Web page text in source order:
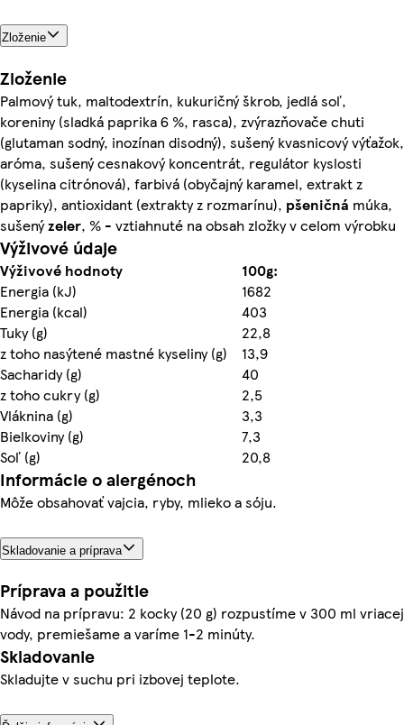
Zloženie
Zloženie
Palmový tuk, maltodextrín, kukuričný škrob, jedlá soľ,
koreniny (sladká paprika 6 %, rasca), zvýrazňovače chuti
(glutaman sodný, inozínan disodný), sušený kvasnicový výťažok,
aróma, sušený cesnakový koncentrát, regulátor kyslosti
(kyselina citrónová), farbivá (obyčajný karamel, extrakt z
papriky), antioxidant (extrakty z rozmarínu), pšeničná múka,
sušenýzeler, % - vztiahnuté na obsah zložky v celom výrobku
Výživové údaje
Výživové hodnoty
100g:
Energia (kJ)
1682
Energia (kcal)
403
Tuky (g)
22,8
z toho nasýtené mastné kyseliny (g)
13,9
Sacharidy (g)
40
z toho cukry (g)
2,5
Vláknina (g)
3,3
Bielkoviny (g)
7,3
Soľ (g)
20,8
Informácie o alergénoch
Môže obsahovať vajcia, ryby, mlieko a sóju.
Skladovanie a príprava
Príprava a použitie
Návod na prípravu: 2 kocky (20 g) rozpustíme v 300 ml vriacej
vody, premiešame a varíme 1-2 minúty.
Skladovanie
Skladujte v suchu pri izbovej teplote.